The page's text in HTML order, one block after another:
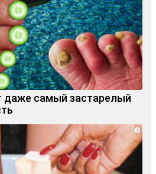
даже самый застарелый
i